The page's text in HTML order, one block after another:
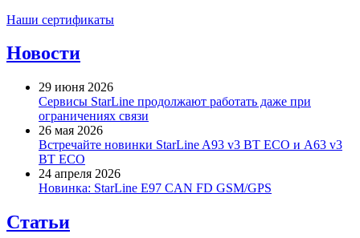
Наши сертификаты
Новости
29 июня 2026
Сервисы StarLine продолжают работать даже при
ограничениях связи
26 мая 2026
Встречайте новинки StarLine A93 v3 BT ECO и A63 v3
BT ECO
24 апреля 2026
Новинка: StarLine E97 CAN FD GSM/GPS
Статьи